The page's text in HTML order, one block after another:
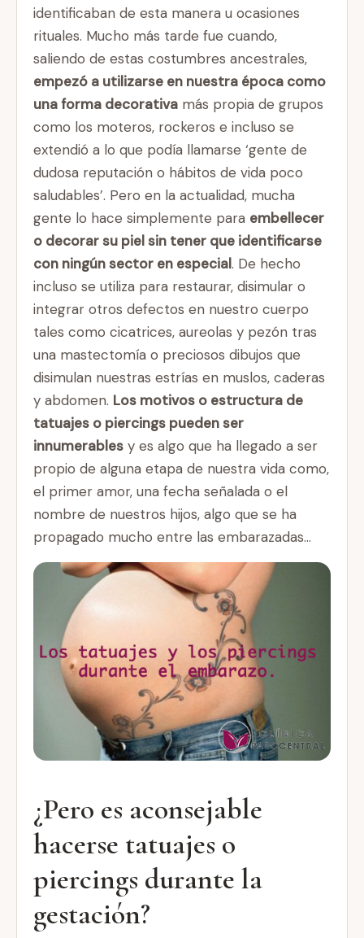
identificaban de esta manera u ocasiones
rituales. Mucho más tarde fue cuando,
saliendo de estas costumbres ancestrales,
empezó a utilizarse en nuestra época como
una forma decorativa más propia de grupos
como los moteros, rockeros e incluso se
extendió a lo que podía llamarse ‘gente de
dudosa reputación o hábitos de vida poco
saludables’. Pero en la actualidad, mucha
gente lo hace simplemente para embellecer
o decorar su piel sin tener que identificarse
con ningún sector en especial. De hecho
incluso se utiliza para restaurar, disimular o
integrar otros defectos en nuestro cuerpo
tales como cicatrices, aureolas y pezón tras
una mastectomía o preciosos dibujos que
disimulan nuestras estrías en muslos, caderas
y abdomen. Los motivos o estructura de
tatuajes o piercings pueden ser
innumerables y es algo que ha llegado a ser
propio de alguna etapa de nuestra vida como,
el primer amor, una fecha señalada o el
nombre de nuestros hijos, algo que se ha
propagado mucho entre las embarazadas…
¿Pero es aconsejable
hacerse tatuajes o
piercings durante la
gestación?